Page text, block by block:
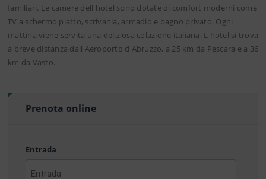
familiari. Le camere dell hotel sono dotate di comfort moderni come
TV a schermo piatto, scrivania, armadio e bagno privato. Ogni
mattina viene servita una deliziosa colazione italiana. L hotel si trova
a breve distanza dall Aeroporto d Abruzzo, a 25 km da Pescara e a 36
km da Vasto.
Prenota online
Entrada